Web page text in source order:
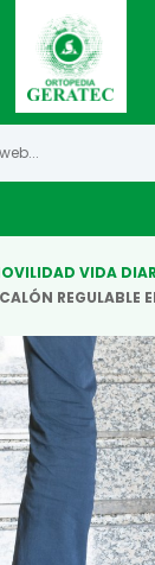
VIDA
REGULABLE